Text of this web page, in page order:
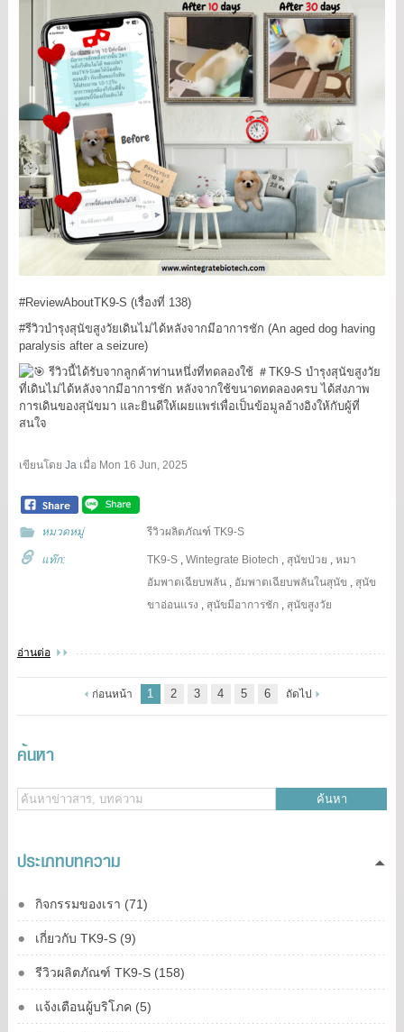
#ReviewAboutTK9-S (เรื่องที่ 138)
#รีวิวบำรุงสุนัขสูงวัยเดินไม่ได้หลังจากมีอาการชัก (An aged dog having
paralysis after a seizure)
รีวิวนี้ได้รับจากลูกค้าท่านหนึ่งที่ทดลองใช้ ＃TK9-S บำรุงสุนัขสูงวัย
ที่เดินไม่ได้หลังจากมีอาการชัก หลังจากใช้ขนาดทดลองครบ ได้ส่งภาพ
การเดินของสุนัขมา และยินดีให้เผยแพร่เพื่อเป็นข้อมูลอ้างอิงให้กับผู้ที่
สนใจ
เขียนโดย Ja เมื่อ Mon 16 Jun, 2025
หมวดหมู่ รีวิวผลิตภัณฑ์ TK9-S
แท๊ก: TK9-S ,Wintegrate Biotech สุนัขป่วย ,หมา
อัมพาตเฉียบพลัน
อัมพาตเฉียบพลันในสุนัข
สุนัข
ขาอ่อนแรง
สุนัขมีอาการชัก สุนัขสูงวัย
อ่านต่อ
ก่อนหน้า 1 2 3 4 5 6 ถัดไป
ค้นหา
ค้นหา
ประเภทบทความ
กิจกรรมของเรา (71)
เกี่ยวกับ TK9-S (9)
รีวิวผลิตภัณฑ์ TK9-S (158)
แจ้งเตือนผู้บริโภค (5)